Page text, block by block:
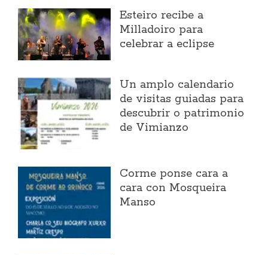
Esteiro recibe a
Milladoiro para
celebrar a eclipse
Un amplo calendario
de visitas guiadas para
descubrir o patrimonio
de Vimianzo
Corme ponse cara a
cara con Mosqueira
Manso